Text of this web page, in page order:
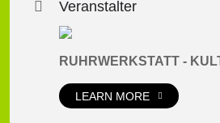
Veranstalter
RUHRWERKSTATT -
LEARN MORE